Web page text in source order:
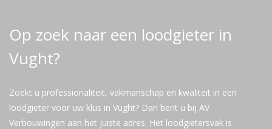
Op zoek naar een loodgieter in
Vught?
Zoekt u professionaliteit, vakmanschap en kwaliteit in een
loodgieter voor uw klus in Vught? Dan bent u bij AV
Verbouwingen aan het juiste adres. Het loodgietersvak is